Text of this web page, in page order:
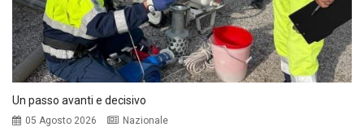
Un passo avanti e decisivo
05 Agosto 2026 Nazionale